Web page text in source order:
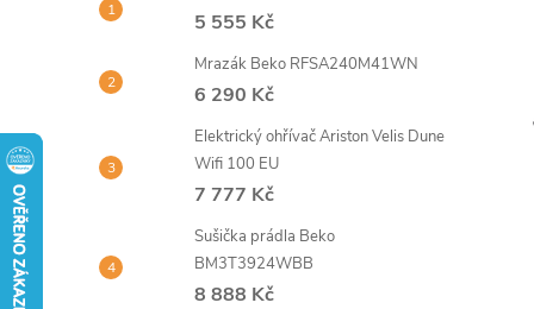
o
s
t
r
a
5 555 Kč
Mrazák Beko RFSA240M41WN
6 290 Kč
Elektrický ohřívač Ariston Velis Dune
Wifi 100 EU
7 777 Kč
Sušička prádla Beko
BM3T3924WBB
8 888 Kč